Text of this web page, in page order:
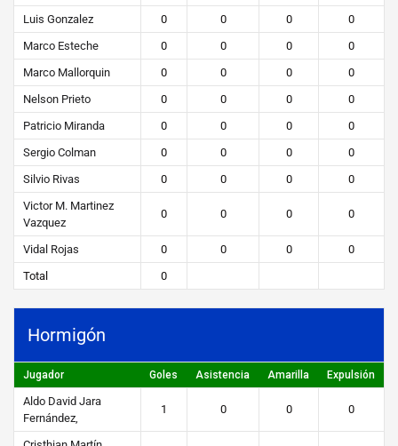
Luis Gonzalez
0 0 0
0
Marco Esteche
0 0 0
0
Marco Mallorquin
0 0 0
0
Nelson Prieto
0 0 0
0
Patricio Miranda
0 0 0
0
Sergio Colman
0 0 0
0
Silvio Rivas
0 0 0
0
Victor M. Martinez
Vazquez
0 0 0 0
Vidal Rojas 0 0 0
0
Total
0
Hormigón
Jugador Goles Asistencia Amarilla Expulsión
Aldo David Jara
Fernández,
1 0 0 0